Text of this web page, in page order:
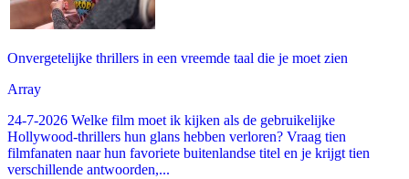
Onvergetelijke thrillers in een vreemde taal die je moet zien
Array
24-7-2026 Welke film moet ik kijken als de gebruikelijke
Hollywood-thrillers hun glans hebben verloren? Vraag tien
filmfanaten naar hun favoriete buitenlandse titel en je krijgt tien
verschillende antwoorden,...